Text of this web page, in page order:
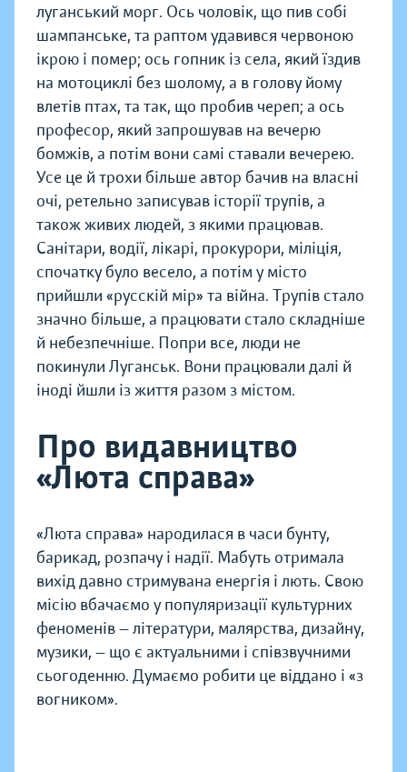
луганський морг. Ось чоловік, що пив собі
шампанське, та раптом удавився червоною
ікрою і помер; ось гопник із села, який їздив
на мотоциклі без шолому, а в голову йому
влетів птах, та так, що пробив череп; а ось
професор, який запрошував на вечерю
бомжів, а потім вони самі ставали вечерею.
Усе це й трохи більше автор бачив на власні
очі, ретельно записував історії трупів, а
також живих людей, з якими працював.
Санітари, водії, лікарі, прокурори, міліція,
спочатку було весело, а потім у місто
прийшли «русскій мір» та війна. Трупів стало
значно більше, а працювати стало складніше
й небезпечніше. Попри все, люди не
покинули Луганськ. Вони працювали далі й
іноді йшли із життя разом з містом.
Про видавництво
«Люта справа»
«Люта справа» народилася в часи бунту,
барикад, розпачу і надії. Мабуть отримала
вихід давно стримувана енергія і лють. Свою
місію вбачаємо у популяризації культурних
феноменів — літератури, малярства, дизайну,
музики, — що є актуальними і співзвучними
сьогоденню. Думаємо робити це віддано і «з
вогником».